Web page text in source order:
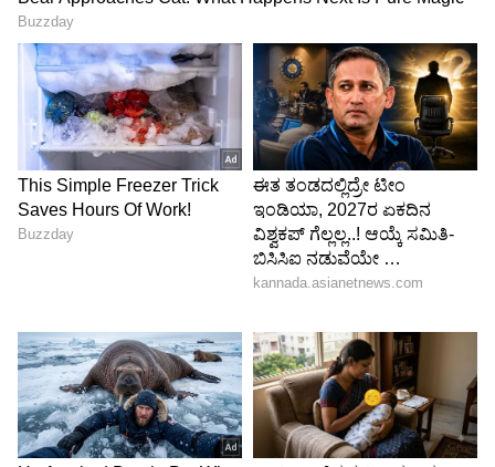
ಕನ್ನಡ ಸಿನಿಮಾ ( Kannada Cinema News ), ಟಿವಿ
Kannada TV Shows), ಸೆಲೆಬ್ರಿಟಿ
ಸುವರ್ಣ ನ್ಯೂಸ್‌ನಲ್ಲಿ ಮನರಂಜನಾ ವಿಭಾಗ ನೋಡಿ.
ಸಿನಿಮಾ ವಿಮರ್ಶೆಗಳು (Kannada Movies Review
ತಾರೆಯರ ಸಂದರ್ಶನಗಳು, ಧಾರಾವಾಹಿ ಅಪ್‌ಡೇಟ್ಸ್‌,
ತೆರೆಮರೆಯ ಕಥೆಗಳು,OTT ರಿಲೀಸ್‌ಗಳ ಬಗ್ಗೆ
ಮಾಹಿತಿಯೂ ಇಲ್ಲಿದೆ.